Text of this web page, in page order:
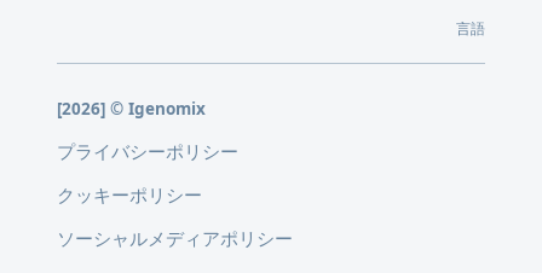
言語
[2026] © Igenomix
プライバシーポリシー
クッキーポリシー
ソーシャルメディアポリシー